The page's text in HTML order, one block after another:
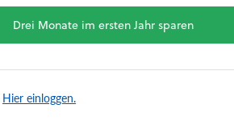
Drei Monate im ersten Jahr sparen
Hier einloggen.